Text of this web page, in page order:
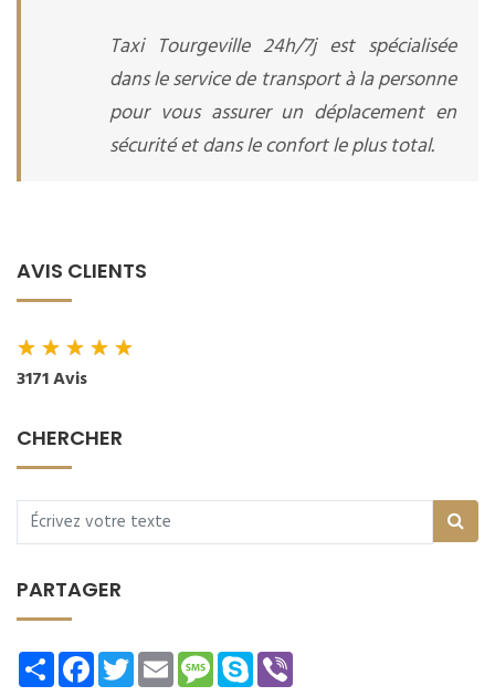
Taxi Tourgeville 24h/7j est spécialisée
dans le service de transport à la personne
pour vous assurer un déplacement en
sécurité et dans le confort le plus total.
AVIS CLIENTS
★★★★★
3171 Avis
CHERCHER
PARTAGER
ShareFacebookTwitterEmailMessage
Skype